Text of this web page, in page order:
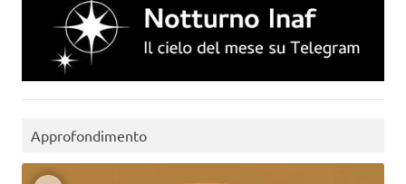
Approfondimento